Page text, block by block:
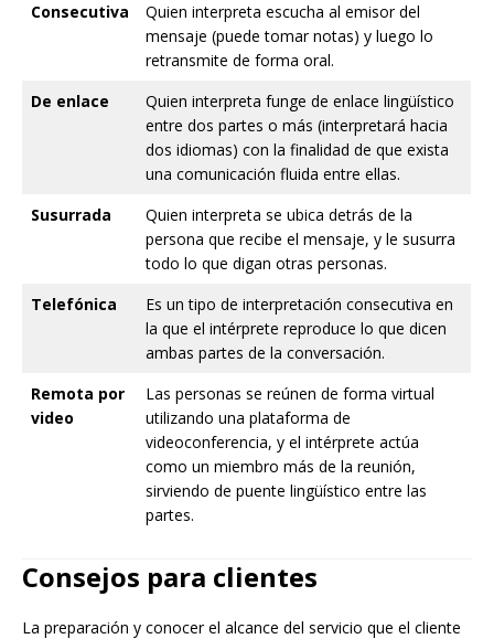
Consecutiva
Quien interpreta escucha al emisor del
mensaje (puede tomar notas) y luego lo
retransmite de forma oral.
De enlace
Quien interpreta funge de enlace lingüístico
entre dos partes o más (interpretará hacia
dos idiomas) con la finalidad de que exista
una comunicación fluida entre ellas.
Susurrada
Quien interpreta se ubica detrás de la
persona que recibe el mensaje, y le susurra
todo lo que digan otras personas.
Telefónica
Es un tipo de interpretación consecutiva en
la que el intérprete reproduce lo que dicen
ambas partes de la conversación.
Remota por
video
Las personas se reúnen de forma virtual
utilizando una plataforma de
videoconferencia, y el intérprete actúa
como un miembro más de la reunión,
sirviendo de puente lingüístico entre las
partes.
Consejos para clientes
La preparación y conocer el alcance del servicio que el cliente